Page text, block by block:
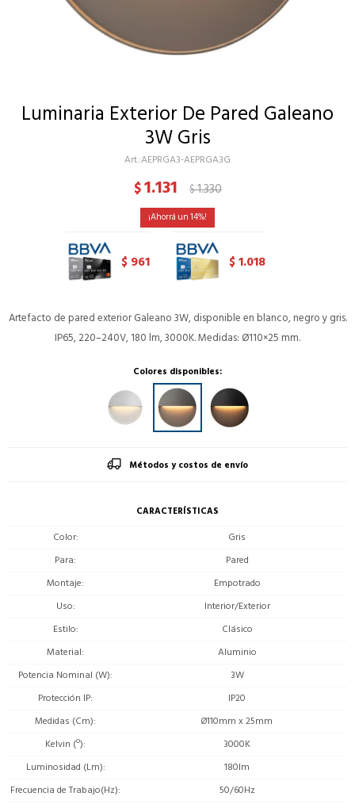
Luminaria Exterior De Pared Galeano
3W Gris
AEPRGA3-AEPRGA3G
$1.131 $1.330
14
$ 961 $1.018
Artefacto de pared exterior Galeano 3W, disponible en blanco, negro y gris.
IP65, 220–240V, 180 lm, 3000K. Medidas: Ø110×25 mm.
Colores disponibles:
Métodos y costos de envío
CARACTERÍSTICAS
Color
Gris
Para
Pared
Montaje
Empotrado
Uso
Interior/Exterior
Estilo
Clásico
Material
Aluminio
Potencia Nominal (W)
3W
Protección IP
IP20
Medidas (Cm)
Ø110mm x 25mm
Kelvin (º)
3000K
Luminosidad (Lm)
180lm
Frecuencia de Trabajo(Hz)
50/60Hz